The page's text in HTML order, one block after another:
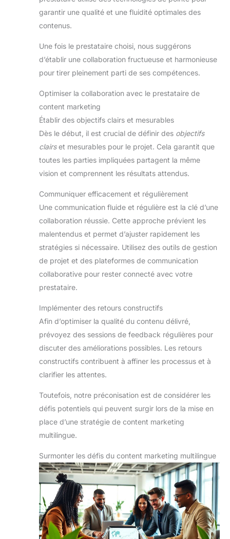
garantir une qualité et une fluidité optimales des
contenus.
Une fois le prestataire choisi, nous suggérons
d’établir une collaboration fructueuse et harmonieuse
pour tirer pleinement parti de ses compétences.
Optimiser la collaboration avec le prestataire de
content marketing
Établir des objectifs clairs et mesurables
Dès le début, il est crucial de définir des objectifs
clairset mesurables pour le projet. Cela garantit que
toutes les parties impliquées partagent la même
vision et comprennent les résultats attendus.
Communiquer efficacement et régulièrement
Une communication fluide et régulière est la clé d’une
collaboration réussie. Cette approche prévient les
malentendus et permet d’ajuster rapidement les
stratégies si nécessaire. Utilisez des outils de gestion
de projet et des plateformes de communication
collaborative pour rester connecté avec votre
prestataire.
Implémenter des retours constructifs
Afin d’optimiser la qualité du contenu délivré,
prévoyez des sessions de feedback régulières pour
discuter des améliorations possibles. Les retours
constructifs contribuent à affiner les processus et à
clarifier les attentes.
Toutefois, notre préconisation est de considérer les
défis potentiels qui peuvent surgir lors de la mise en
place d’une stratégie de content marketing
multilingue.
Surmonter les défis du content marketing multilingue